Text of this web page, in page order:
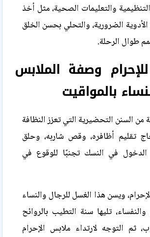
التنظيمية والتعليمات الصحية، مثل أخذ
الضرورية، والتحلي بحسن الخلق
طوال الرحلة.
وصفة الملابس
بالمواقيت
من السنن التحضيرية التي تعزز النظافة
تقليم أظافره، وقص شاربه، وحلق
الدخول في النسك تجنبًا للوقوع في
ويسن هذا الغسل للرجال والنساء
تليها سنة التطيب بالروائح
ثم التوجه لارتداء ملابس الإحرام